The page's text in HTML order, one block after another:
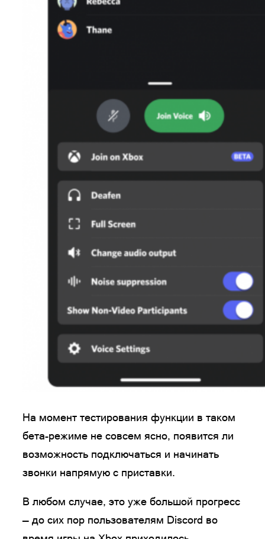
На момент тестирования функции в таком
бета-режиме не совсем ясно, появится ли
возможность подключаться и начинать
звонки напрямую с приставки.
В любом случае, это уже большой прогресс
— до сих пор пользователям Discord во